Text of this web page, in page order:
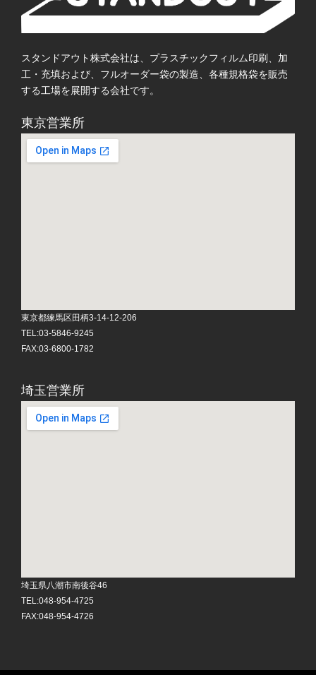
スタンドアウト株式会社は、プラスチックフィルム印刷、加
工・充填および、フルオーダー袋の製造、各種規格袋を販売
する工場を展開する会社です。
東京営業所
東京都練馬区田柄3-14-12-206
TEL:03-5846-9245
FAX:03-6800-1782
埼玉営業所
埼玉県八潮市南後谷46
TEL:048-954-4725
FAX:048-954-4726